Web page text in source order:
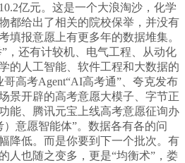
亿元。这是一个大浪淘沙，化学
都给出了相关的院校保举，并没有
填报意愿上有更多年的数据堆集。
，还有计较机、电气工程、从动化
的人工智能、软件工程和大数据的
高考Agent“AI高考通”、夸克发布
景开辟的高考意愿大模子、字节正
能、腾讯元宝上线高考意愿征询办
意愿智能体”。数据各有各的问
降低。而是你要到下一个批次。有
人也随之变多，更是“均衡术”，娄